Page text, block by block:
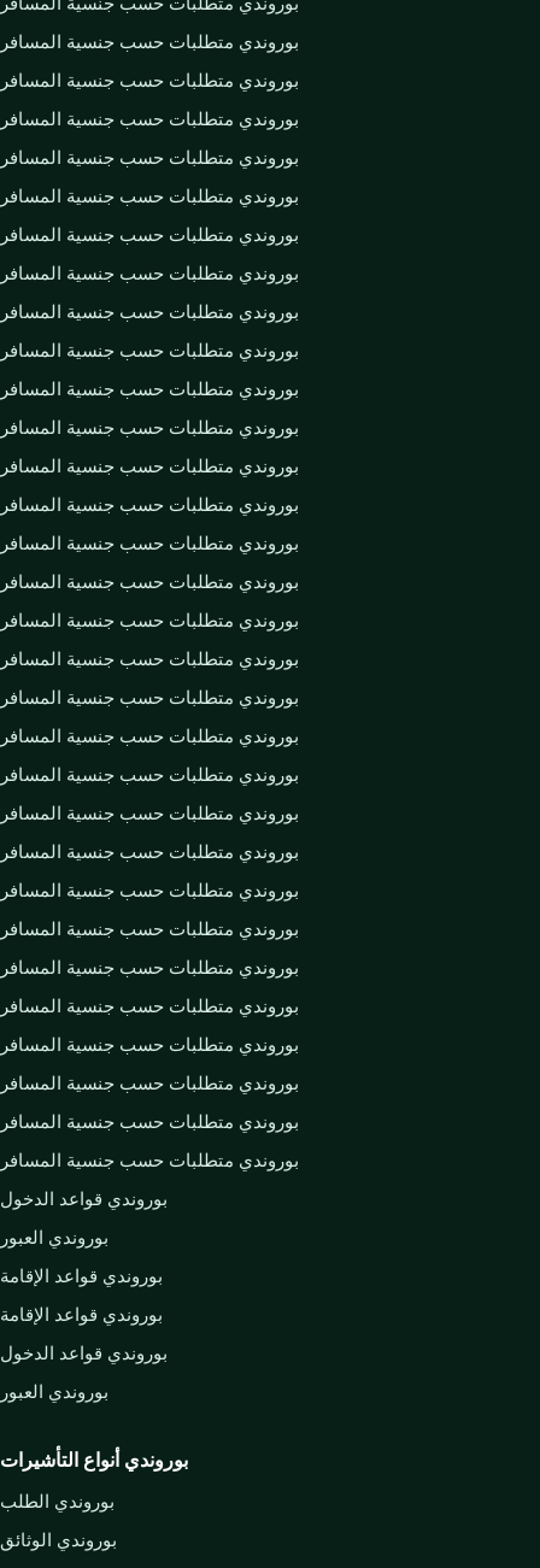
بوروندي متطلبات حسب جنسية المسافر
بوروندي متطلبات حسب جنسية المسافر
بوروندي متطلبات حسب جنسية المسافر
بوروندي متطلبات حسب جنسية المسافر
بوروندي متطلبات حسب جنسية المسافر
بوروندي متطلبات حسب جنسية المسافر
بوروندي متطلبات حسب جنسية المسافر
بوروندي متطلبات حسب جنسية المسافر
بوروندي متطلبات حسب جنسية المسافر
بوروندي متطلبات حسب جنسية المسافر
بوروندي متطلبات حسب جنسية المسافر
بوروندي متطلبات حسب جنسية المسافر
بوروندي متطلبات حسب جنسية المسافر
بوروندي متطلبات حسب جنسية المسافر
بوروندي متطلبات حسب جنسية المسافر
بوروندي متطلبات حسب جنسية المسافر
بوروندي متطلبات حسب جنسية المسافر
بوروندي متطلبات حسب جنسية المسافر
بوروندي متطلبات حسب جنسية المسافر
بوروندي متطلبات حسب جنسية المسافر
بوروندي متطلبات حسب جنسية المسافر
بوروندي متطلبات حسب جنسية المسافر
بوروندي متطلبات حسب جنسية المسافر
بوروندي متطلبات حسب جنسية المسافر
بوروندي متطلبات حسب جنسية المسافر
بوروندي متطلبات حسب جنسية المسافر
بوروندي متطلبات حسب جنسية المسافر
بوروندي متطلبات حسب جنسية المسافر
بوروندي متطلبات حسب جنسية المسافر
بوروندي متطلبات حسب جنسية المسافر
بوروندي قواعد الدخول
بوروندي العبور
بوروندي قواعد الإقامة
بوروندي قواعد الإقامة
بوروندي قواعد الدخول
بوروندي العبور
بوروندي أنواع التأشيرات
بوروندي الطلب
بوروندي الوثائق